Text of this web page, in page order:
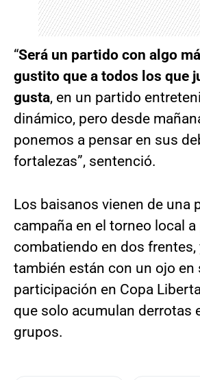
“Será un partido con algo
gustito que a todos los que
gusta, en un partido
dinámico, pero desde
ponemos a pensar en sus
fortalezas”, sentenció.
Los baisanos vienen de una
campaña en el torneo local
combatiendo en dos frentes,
también están con un ojo en
participación en Copa
que solo acumulan derrotas
grupos.